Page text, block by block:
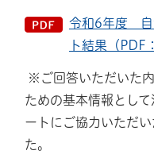
令和6年度 自
ト結果（PDF
※ご回答いただいた
ための基本情報とし
ートにご協力いただ
た。